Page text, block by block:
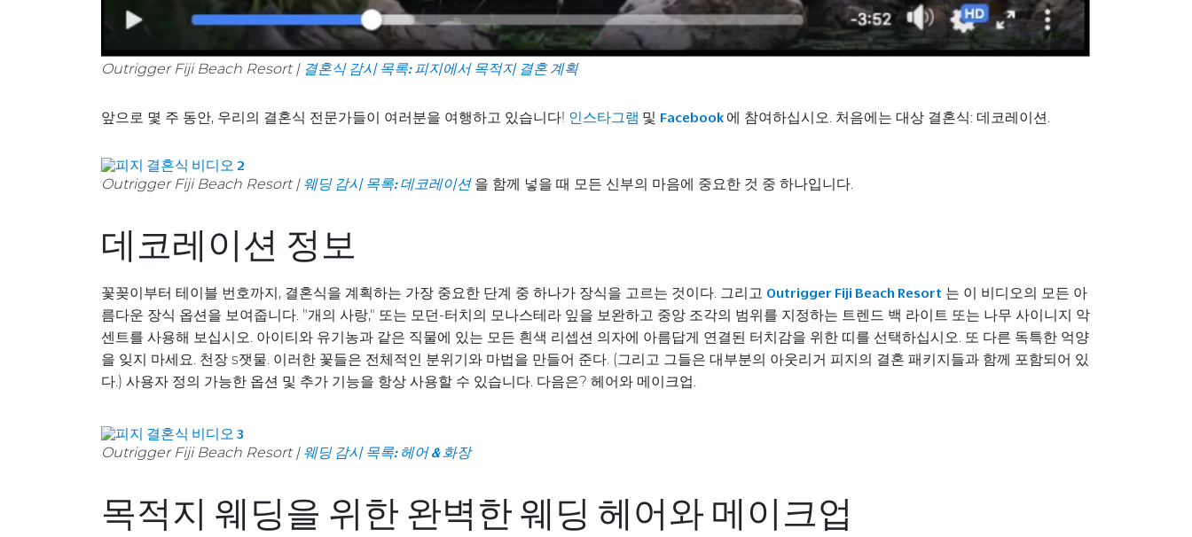
Outrigger Fiji Beach Resort | 결혼식 감시 목록: 피지에서 목적지 결혼 계획
앞으로 몇 주 동안, 우리의 결혼식 전문가들이 여러분을 여행하고 있습니다! 인스타그램 및 Facebook 에 참여하십시오. 처음에는 대상 결혼식: 데코레이션.
Outrigger Fiji Beach Resort | 웨딩 감시 목록: 데코레이션을 함께 넣을 때 모든 신부의 마음에 중요한 것 중 하나입니다.
데코레이션 정보
꽃꽂이부터 테이블 번호까지, 결혼식을 계획하는 가장 중요한 단계 중 하나가 장식을 고르는 것이다. 그리고 Outrigger Fiji Beach Resort 는 이 비디오의 모든 아
름다운 장식 옵션을 보여줍니다. "개의 사랑," 또는 모던-터치의 모나스테라 잎을 보완하고 중앙 조각의 범위를 지정하는 트렌드 백 라이트 또는 나무 사이니지 악
센트를 사용해 보십시오. 아이티와 유기농과 같은 직물에 있는 모든 흰색 리셉션 의자에 아름답게 연결된 터치감을 위한 띠를 선택하십시오. 또 다른 독특한 억양
을 잊지 마세요. 천장 s잿물. 이러한 꽃들은 전체적인 분위기와 마법을 만들어 준다. (그리고 그들은 대부분의 아웃리거 피지의 결혼 패키지들과 함께 포함되어 있
다.) 사용자 정의 가능한 옵션 및 추가 기능을 항상 사용할 수 있습니다. 다음은? 헤어와 메이크업.
Outrigger Fiji Beach Resort | 웨딩 감시 목록: 헤어 & 화장
목적지 웨딩을 위한 완벽한 웨딩 헤어와 메이크업